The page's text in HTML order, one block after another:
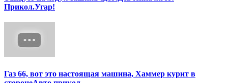
Прикол.Угар!
Газ 66, вот это настоящая машина, Хаммер курит в